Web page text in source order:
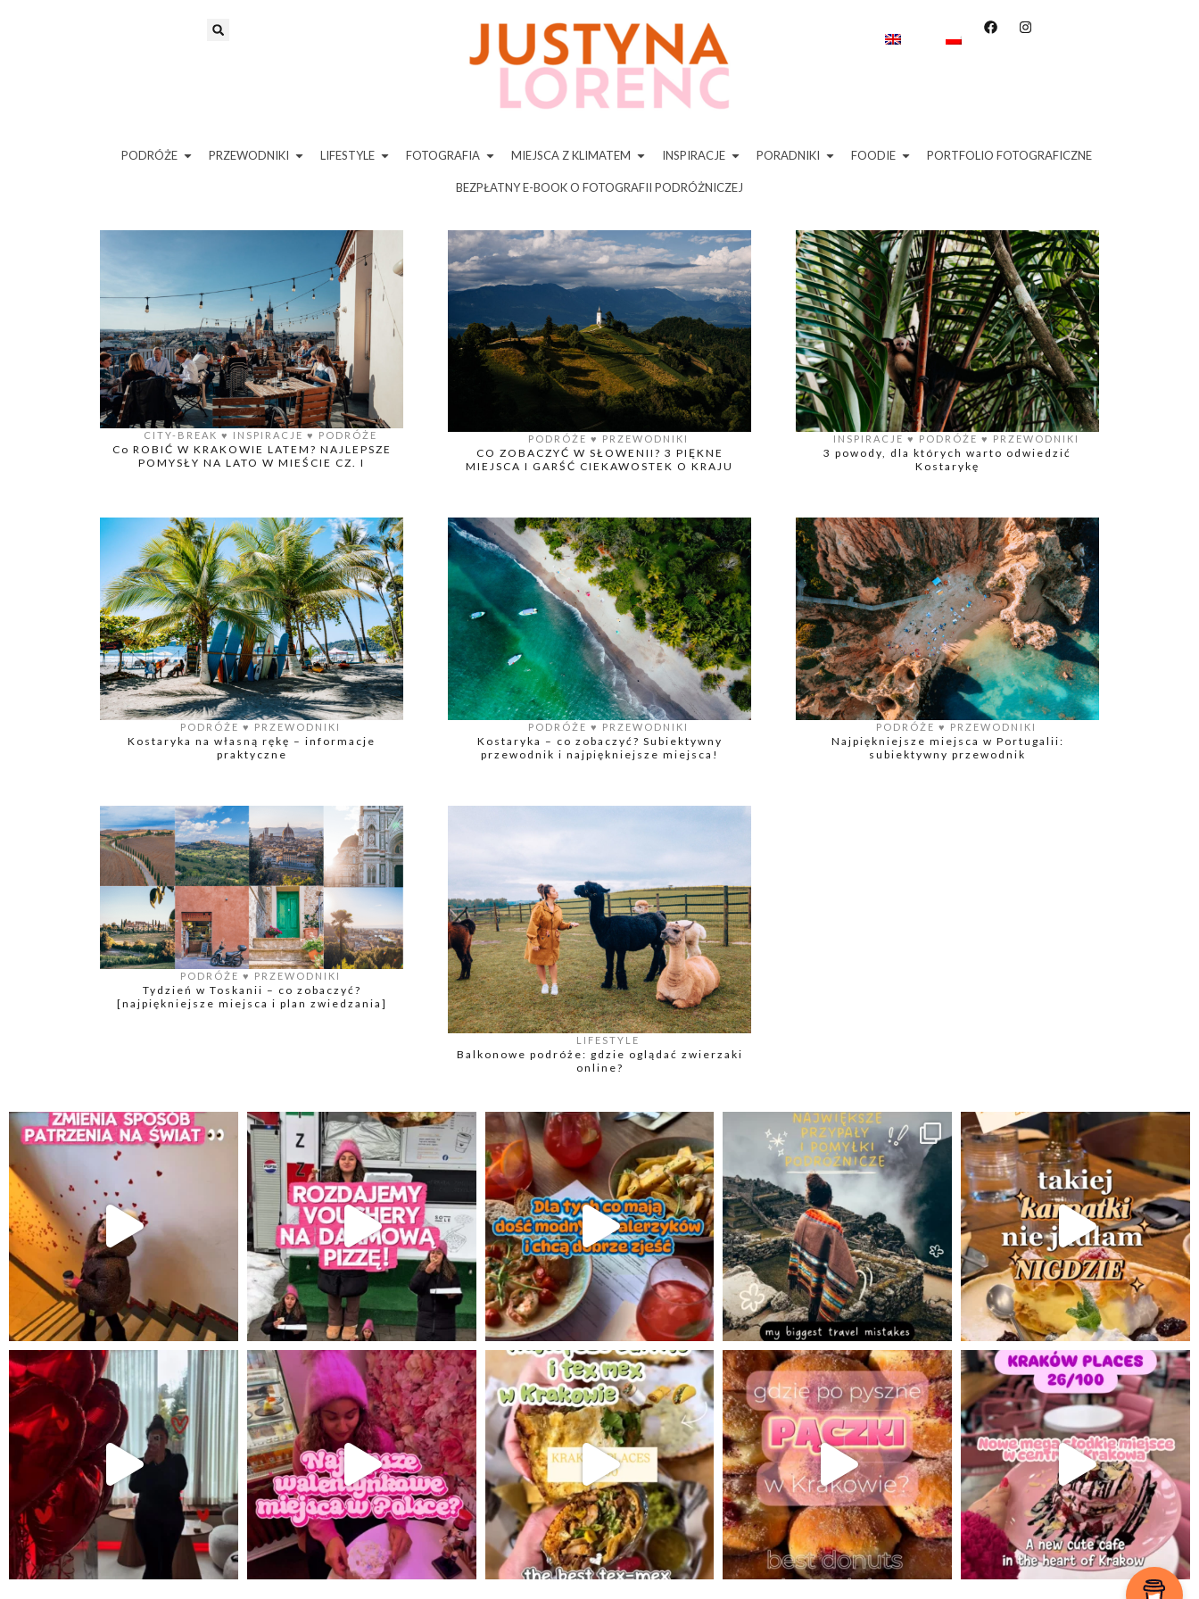
PODRÓŻE PRZEWODNIKI LIFESTYLE FOTOGRAFIA MIEJSCA Z KLIMATEM INSPIRACJE PORADNIKI FOODIE PORTFOLIO FOTOGRAFICZNE
BEZPŁATNY E-BOOK O FOTOGRAFII PODRÓŻNICZEJ
CITY-BREAK ♥️ INSPIRACJE ♥️ PODRÓŻE
Co ROBIĆ W KRAKOWIE LATEM? NAJLEPSZE
POMYSŁY NA LATO W MIEŚCIE CZ. I
PODRÓŻE ♥️ PRZEWODNIKI
CO ZOBACZYĆ W SŁOWENII? 3 PIĘKNE
MIEJSCA I GARŚĆ CIEKAWOSTEK O KRAJU
INSPIRACJE ♥️ PODRÓŻE ♥️ PRZEWODNIKI
3 powody, dla których warto odwiedzić
Kostarykę
PODRÓŻE ♥️ PRZEWODNIKI
Kostaryka na własną rękę – informacje
praktyczne
PODRÓŻE ♥️ PRZEWODNIKI
Kostaryka – co zobaczyć? Subiektywny
przewodnik i najpiękniejsze miejsca!
PODRÓŻE ♥️ PRZEWODNIKI
Najpiękniejsze miejsca w Portugalii:
subiektywny przewodnik
PODRÓŻE ♥️ PRZEWODNIKI
Tydzień w Toskanii – co zobaczyć?
[najpiękniejsze miejsca i plan zwiedzania]
LIFESTYLE
Balkonowe podróże: gdzie oglądać zwierzaki
online?